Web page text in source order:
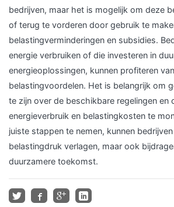
bedrijven, maar het is mogelijk om deze
of terug te vorderen door gebruik te
belastingverminderingen en subsidies.
energie verbruiken of die investeren in
energieoplossingen, kunnen profiteren van
belastingvoordelen. Het is belangrijk om
te zijn over de beschikbare regelingen en
energieverbruik en belastingkosten te
juiste stappen te nemen, kunnen
belastingdruk verlagen, maar ook
duurzamere toekomst.